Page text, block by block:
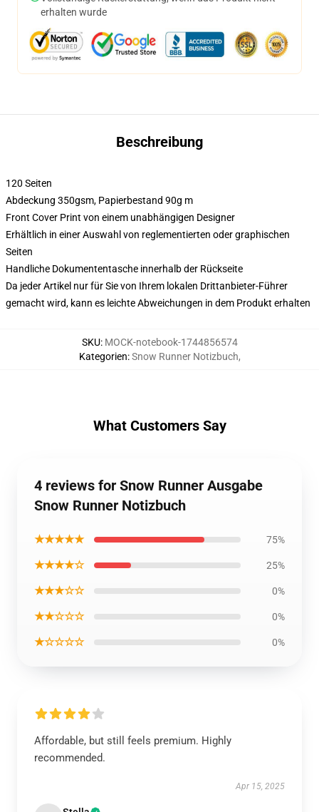
erhalten wurde
Beschreibung
120 Seiten
Abdeckung 350gsm, Papierbestand 90g m
Front Cover Print von einem unabhängigen Designer
Erhältlich in einer Auswahl von reglementierten oder graphischen
Seiten
Handliche Dokumententasche innerhalb der Rückseite
Da jeder Artikel nur für Sie von Ihrem lokalen Drittanbieter-Führer
gemacht wird, kann es leichte Abweichungen in dem Produkt erhalten
SKU: MOCK-notebook-1744856574
Kategorien:Snow Runner Notizbuch,
What Customers Say
4 reviews for Snow Runner Ausgabe
Snow Runner Notizbuch
★★★★★ 75%
★★★★☆ 25%
★★★☆☆ 0%
★★☆☆☆ 0%
★☆☆☆☆ 0%
Affordable, but still feels premium. Highly
recommended.
Apr 15, 2025